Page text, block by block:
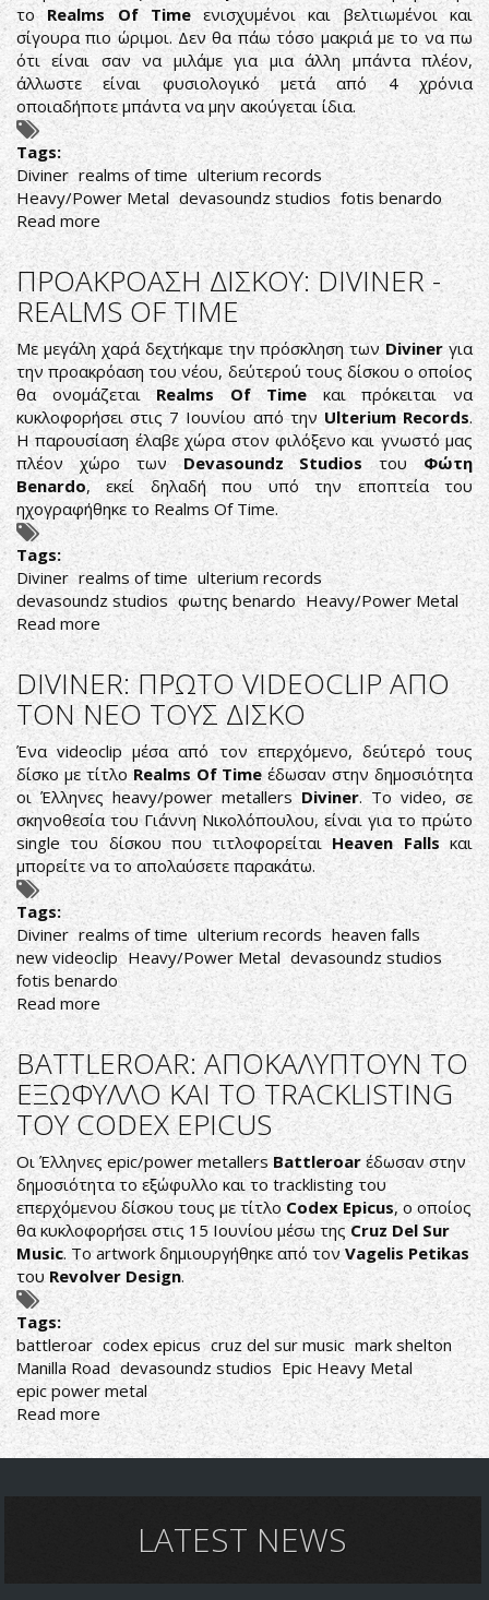
τοRealms Of Timeενισχυμένοι και βελτιωμένοι και
σίγουρα πιο ώριμοι. Δεν θα πάω τόσο μακριά με το να πω
ότι είναι σαν να μιλάμε για μια άλλη μπάντα πλέον,
άλλωστε είναι φυσιολογικό μετά από 4 χρόνια
οποιαδήποτε μπάντα να μην ακούγεται ίδια.
Tags:
Diviner realms of time ulterium records
Heavy/Power Metal devasoundz studios fotis benardo
Read more about
HEAVY/POWER
METAL
DIVINITY
ΠΡΟΑΚΡΟΑΣΗ ΔΙΣΚΟΥ: DIVINER -
REALMS OF TIME
Με μεγάλη χαρά δεχτήκαμε την πρόσκληση τωνDiviner για
την προακρόαση του νέου, δεύτερού τους δίσκου ο οποίος
θα ονομάζεταιRealms Of Time και πρόκειται να
κυκλοφορήσει στις 7 Ιουνίου από την Ulterium Records.
Η παρουσίαση έλαβε χώρα στον φιλόξενο και γνωστό μας
πλέον χώρο τωνDevasoundz Studios τουΦώτη
Benardo, εκεί δηλαδή που υπό την εποπτεία του
ηχογραφήθηκε το Realms Of Time.
Tags:
Diviner realms of time ulterium records
devasoundz studios φωτης benardo Heavy/Power Metal
Read moreabout
ΠΡΟΑΚΡΟΑΣΗ
ΔΙΣΚΟΥ:
DIVINER
-
REALMS
OF
TIME
DIVINER: ΠΡΩΤΟ VIDEOCLIP ΑΠΟ
ΤΟΝ ΝΕΟ ΤΟΥΣ ΔΙΣΚΟ
Ένα videoclip μέσα από τον επερχόμενο, δεύτερό τους
δίσκο με τίτλο Realms Of Time έδωσαν στην δημοσιότητα
οι Έλληνες heavy/power metallersDiviner. To video, σε
σκηνοθεσία του Γιάννη Νικολόπουλου, είναι για το πρώτο
single του δίσκου που τιτλοφορείταιHeaven Falls και
μπορείτε να το απολαύσετε παρακάτω.
Tags:
Diviner realms of time ulterium records heaven falls
new videoclip Heavy/Power Metal devasoundz studios
fotis benardo
Read more about
DIVINER:
ΠΡΩΤΟ
VIDEOCLIP
ΑΠΟ
ΤΟΝ
ΝΕΟ
ΤΟΥΣ
ΔΙΣΚΟ
BATTLEROAR: ΑΠΟΚΑΛΥΠΤΟΥΝ ΤΟ
ΕΞΩΦΥΛΛΟ ΚΑΙ ΤΟ TRACKLISTING
ΤΟΥ CODEX EPICUS
Οι Έλληνες epic/power metallers Battleroar έδωσαν στην
δημοσιότητα το εξώφυλλο και το tracklisting του
επερχόμενου δίσκου τους με τίτλοCodex Epicus, ο οποίος
θα κυκλοφορήσει στις 15 Ιουνίου μέσω τηςCruz Del Sur
Music. Το artwork δημιουργήθηκε από τον Vagelis Petikas
του Revolver Design.
Tags:
battleroar codex epicus cruz del sur music mark shelton
Manilla Road devasoundz studios Epic Heavy Metal
epic power metal
Read moreabout
BATTLEROAR:
ΑΠΟΚΑΛΥΠΤΟΥΝ
LATEST NEWS